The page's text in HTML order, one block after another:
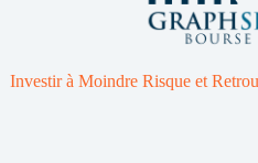
Investir à Moindre Risque et